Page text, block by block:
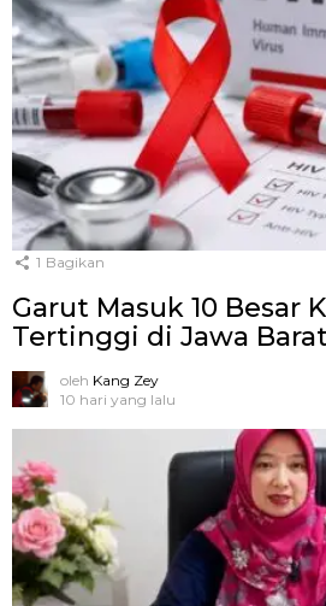
1 Bagikan
Garut Masuk 10 Besar
Tertinggi di Jawa Barat
oleh Kang Zey
10 hari yang lalu